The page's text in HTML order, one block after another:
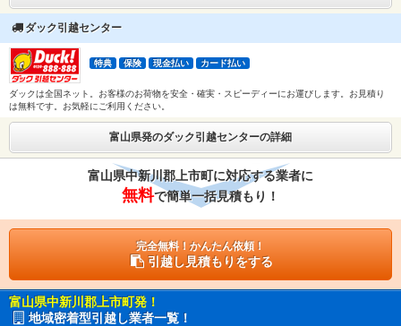
ダック引越センター
特典 保険 現金払い カード払い
ダックは全国ネット。お客様のお荷物を安全・確実・スピーディーにお運びします。お見積り
は無料です。お気軽にご利用ください。
富山県発のダック引越センターの詳細
富山県中新川郡上市町に対応する業者に
無料で簡単一括見積もり！
完全無料！かんたん依頼！
引越し見積もりをする
富山県中新川郡上市町発！
地域密着型引越し業者一覧！